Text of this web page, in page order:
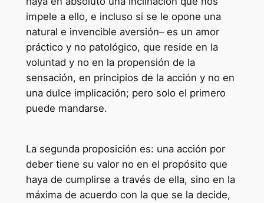
impele a ello, e incluso si se le opone una
natural e invencible aversión– es un amor
práctico y no patológico, que reside en la
voluntad y no en la propensión de la
sensación, en principios de la acción y no en
una dulce implicación; pero solo el primero
puede mandarse.
La segunda proposición es: una acción por
deber tiene su valor no en el propósito que
haya de cumplirse a través de ella, sino en la
máxima de acuerdo con la que se la decide,